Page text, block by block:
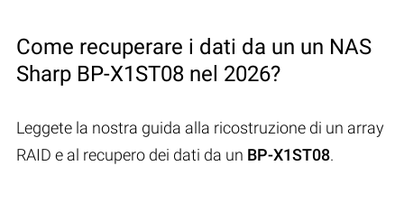
Come recuperare i dati da un un NAS
Sharp BP-X1ST08 nel 2026?
Leggete la nostra guida alla ricostruzione di un array
RAID e al recupero dei dati da un BP-X1ST08.